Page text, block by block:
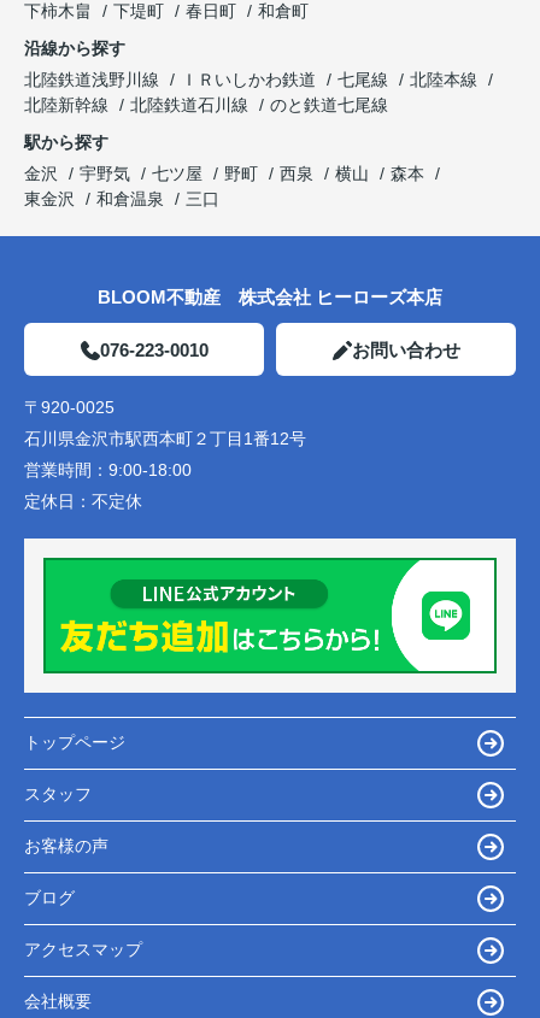
下柿木畠
下堤町 春日町
和倉町
沿線から探す
北陸鉄道浅野川線
ＩＲいしかわ鉄道 七尾線
北陸本線
北陸新幹線
北陸鉄道石川線
のと鉄道七尾線
駅から探す
金沢
宇野気 七ツ屋 野町 西泉 横山
森本
東金沢
和倉温泉 三口
BLOOM不動産 株式会社 ヒーローズ本店
076-223-0010 お問い合わせ
〒920-0025
石川県金沢市駅西本町２丁目1番12号
営業時間： 9:00-18:00
定休日： 不定休
トップページ
スタッフ
お客様の声
ブログ
アクセスマップ
会社概要